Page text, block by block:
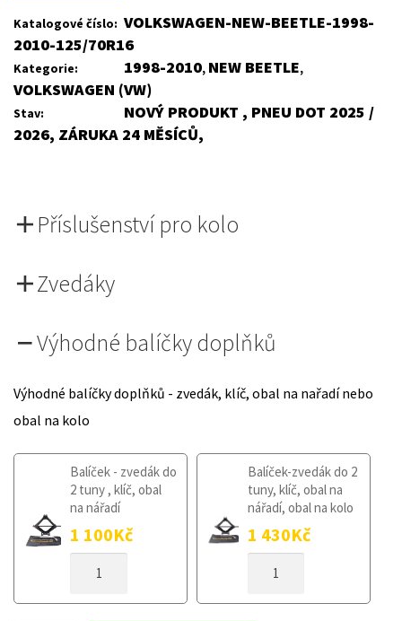
4
663Kč.
3
Katalogové číslo: VOLKSWAGEN-NEW-BEETLE-1998-
2010-125/70R16
Kategorie: 1998-2010, NEW BEETLE,
VOLKSWAGEN (VW)
Stav:
NOVÝ PRODUKT , PNEU DOT 2025 /
2026, ZÁRUKA 24 MĚSÍCŮ,
Příslušenství pro kolo
Zvedáky
Výhodné balíčky doplňků
Výhodné balíčky doplňků - zvedák, klíč, obal na nařadí nebo
obal na kolo
Balíček - zvedák do
2 tuny , klíč, obal
na nářadí
1 100Kč
KOLO
Balíček-zvedák do 2
tuny, klíč, obal na
nářadí, obal na kolo
1 430Kč
KOLO